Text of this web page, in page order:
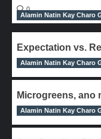
0
Alamin Natin Kay Charo
Expectation vs.
0
Alamin Natin Kay Charo
Microgreens, ano
0
Alamin Natin Kay Charo